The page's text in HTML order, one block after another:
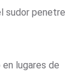
sudor penetre
lugares de